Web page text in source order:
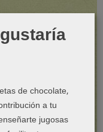
de chocolate,
a tu
jugosas